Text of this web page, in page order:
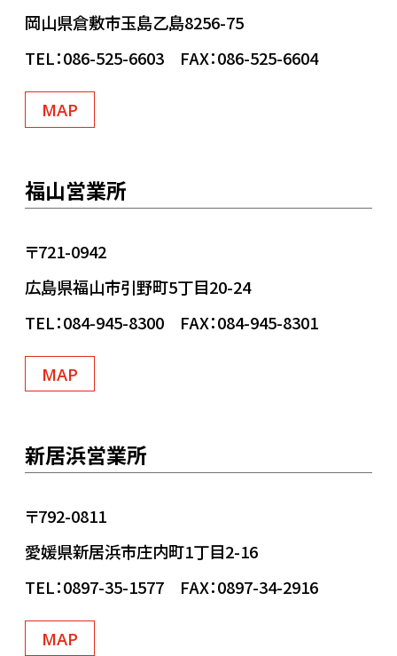
岡山県倉敷市玉島乙島8256-75
TEL：086-525-6603 FAX：086-525-6604
MAP
福山営業所
〒721-0942
広島県福山市引野町5丁目20-24
TEL：084-945-8300 FAX：084-945-8301
MAP
新居浜営業所
〒792-0811
愛媛県新居浜市庄内町1丁目2-16
TEL：0897-35-1577 FAX：0897-34-2916
MAP